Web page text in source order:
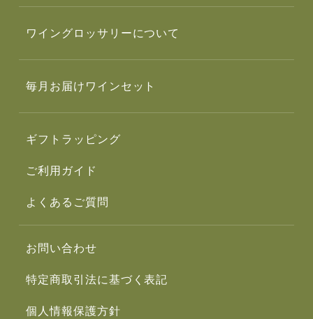
ワイングロッサリーについて
毎月お届けワインセット
ギフトラッピング
ご利用ガイド
よくあるご質問
お問い合わせ
特定商取引法に基づく表記
個人情報保護方針